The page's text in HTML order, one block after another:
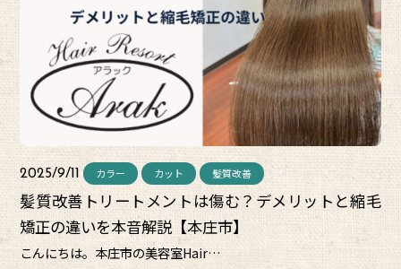
2025/9/11 カラー カット 髪質改善
髪質改善トリートメントは傷む？デメリットと縮毛
矯正の違いを本音解説【本庄市】
こんにちは。本庄市の美容室Hair…